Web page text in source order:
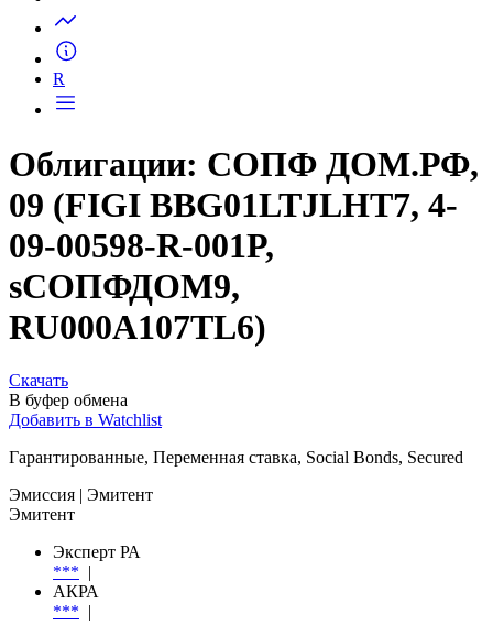
Облигации: СОПФ ДОМ.РФ,
09 (FIGI BBG01LTJLHT7, 4-
09-00598-R-001P,
RU000A107TL6)
Скачать
Добавить в Watchlist
Эмиссия | Эмитент
Эмитент